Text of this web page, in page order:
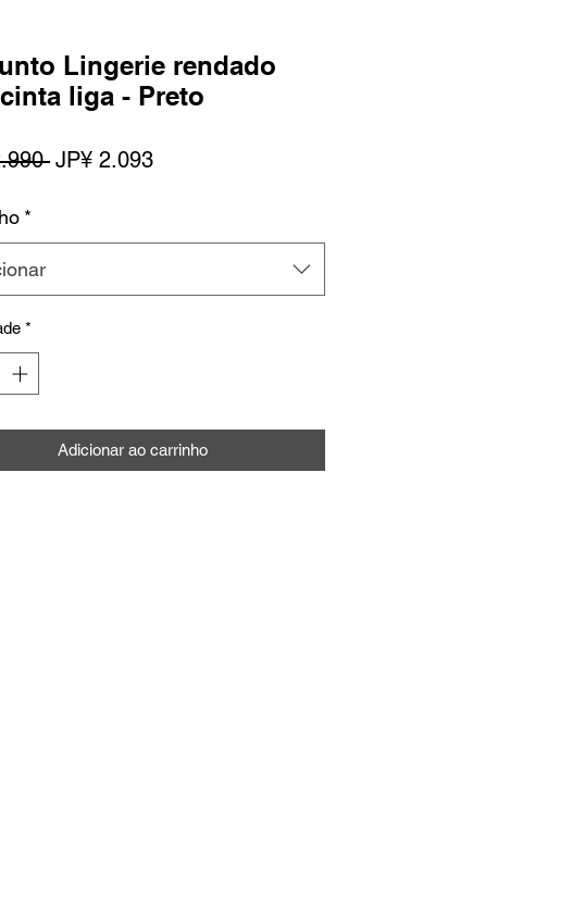
Lingerie rendado
liga - Preto
Preço
JP¥ 2.093Preço
*
*
Adicionar ao carrinho